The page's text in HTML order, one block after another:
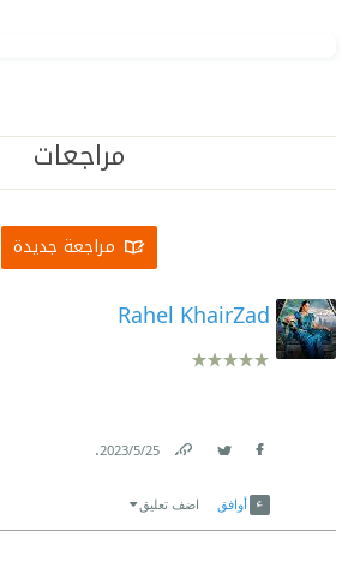
مراجعات
مراجعة جديدة
Rahel KhairZad
25‏/5‏/2023
.
أوافق اضف تعليق